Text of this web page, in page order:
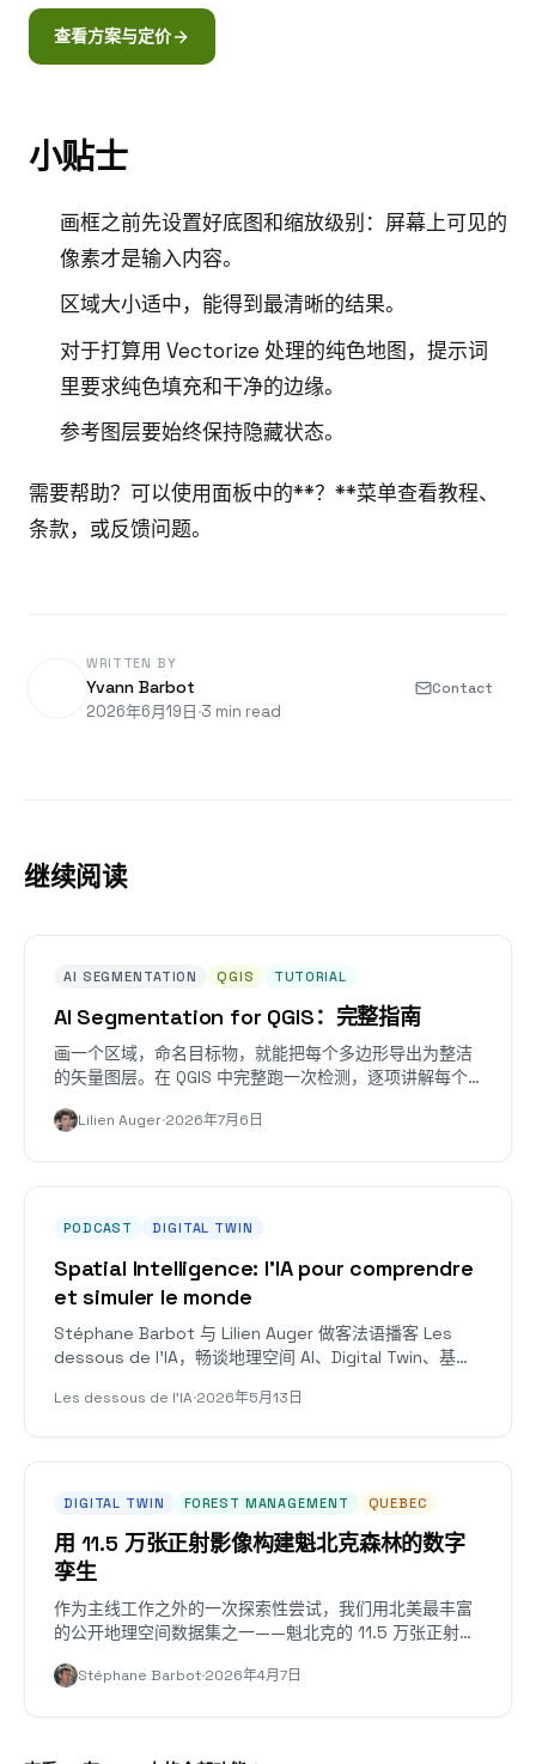
查看方案与定价
小贴士
画框之前先设置好底图和缩放级别：屏幕上可见的
像素才是输入内容。
区域大小适中，能得到最清晰的结果。
对于打算用 Vectorize 处理的纯色地图，提示词
里要求纯色填充和干净的边缘。
参考图层要始终保持隐藏状态。
需要帮助？可以使用面板中的**？**菜单查看教程、
条款，或反馈问题。
WRITTEN BY
Yvann Barbot
2026年6月19日·3 min read
Contact
继续阅读
AI SEGMENTATION QGIS TUTORIAL
AI Segmentation for QGIS：完整指南
画一个区域，命名目标物，就能把每个多边形导出为整洁
的矢量图层。在 QGIS 中完整跑一次检测，逐项讲解每个
Lilien Auger·2026年7月6日
PODCAST DIGITAL TWIN
Spatial Intelligence: l'IA pour comprendre
et simuler le monde
Stéphane Barbot 与 Lilien Auger 做客法语播客 Les
dessous de l'IA，畅谈地理空间 AI、Digital Twin、基础
Les dessous de l'IA·2026年5月13日
DIGITAL TWIN FOREST MANAGEMENT QUEBEC
用 11.5 万张正射影像构建魁北克森林的数字
孪生
作为主线工作之外的一次探索性尝试，我们用北美最丰富
的公开地理空间数据集之一——魁北克的 11.5 万张正射影
差、覆盖缺口，样样齐全。以下是我们学到的东西。
Stéphane Barbot·2026年4月7日